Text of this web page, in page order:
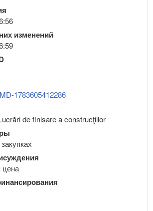
изменений
1783605412286
de finisare a construcţiilor
цена